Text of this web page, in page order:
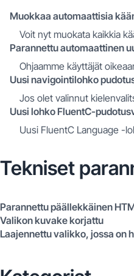
Muokkaa automaattisia
Voit nyt muokata kaikkia
Parannettu automaattinen
Ohjaamme käyttäjät
Uusi navigointilohko
Jos olet valinnut
Uusi lohko FluentC-
Uusi FluentC Language -
Tekniset
Parannettu päällekkäinen
Valikon kuvake korjattu
Laajennettu valikko, jossa on